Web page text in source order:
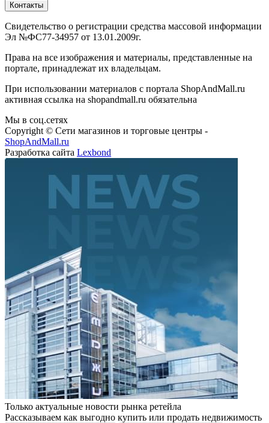
Контакты
Свидетельство о регистрации средства массовой информации
Эл №ФС77-34957 от 13.01.2009г.
Права на все изображения и материалы, представленные на
портале, принадлежат их владельцам.
При использовании материалов с портала ShopAndMall.ru
активная ссылка на shopandmall.ru обязательна
Мы в соц.сетях
Copyright © Сети магазинов и торговые центры -
ShopAndMall.ru
Разработка сайта Lexbond
Только актуальные новости рынка ретейла
Рассказываем как выгодно купить или продать недвижимость